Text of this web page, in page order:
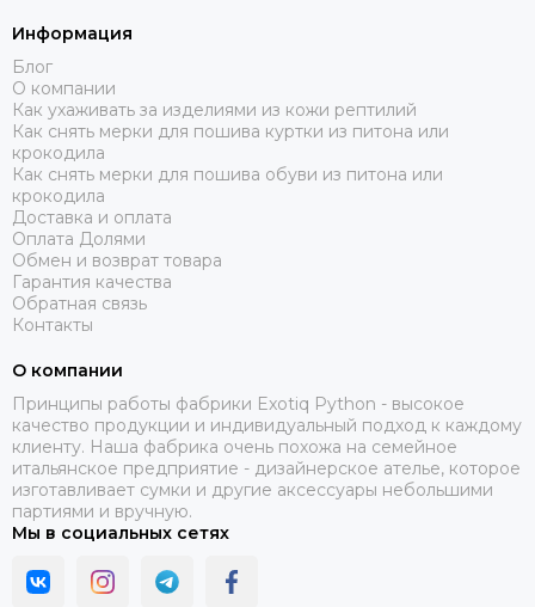
Информация
Блог
О компании
Как ухаживать за изделиями из кожи рептилий
Как снять мерки для пошива куртки из питона или
крокодила
Как снять мерки для пошива обуви из питона или
крокодила
Доставка и оплата
Оплата Долями
Обмен и возврат товара
Гарантия качества
Обратная связь
Контакты
О компании
Принципы работы фабрики Exotiq Python - высокое
качество продукции и индивидуальный подход к каждому
клиенту. Наша фабрика очень похожа на семейное
итальянское предприятие - дизайнерское ателье, которое
изготавливает сумки и другие аксессуары небольшими
партиями и вручную.
Мы в социальных сетях